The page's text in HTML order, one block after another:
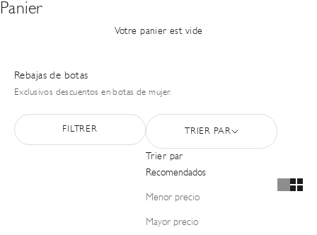
Panier
Votre panier est vide
Rebajas de botas
Exclusivos descuentos en botas de mujer.
FILTRER TRIER PAR
Trier par
Recomendados
Menor precio
Mayor precio